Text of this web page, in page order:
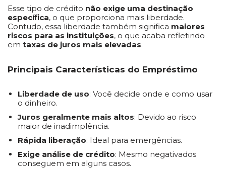
Esse tipo de crédito não exige uma destinação
específica, o que proporciona mais liberdade.
Contudo, essa liberdade também significa maiores
riscos para as instituições, o que acaba refletindo
em taxas de juros mais elevadas.
Principais Características do Empréstimo
Liberdade de uso: Você decide onde e como usar
o dinheiro.
Juros geralmente mais altos: Devido ao risco
maior de inadimplência.
Rápida liberação: Ideal para emergências.
Exige análise de crédito: Mesmo negativados
conseguem em alguns casos.